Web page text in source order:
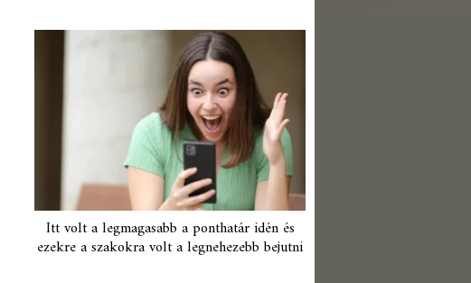
Itt volt a legmagasabb a ponthatár idén és
ezekre a szakokra volt a legnehezebb bejutni